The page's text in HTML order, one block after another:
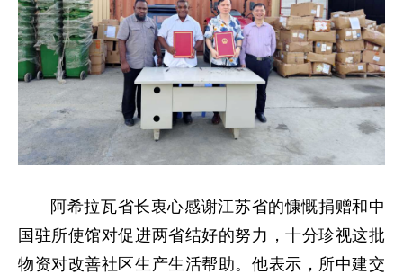
阿希拉瓦省长衷心感谢江苏省的慷慨捐赠和中
国驻所使馆对促进两省结好的努力，十分珍视这批
物资对改善社区生产生活帮助。他表示，所中建交